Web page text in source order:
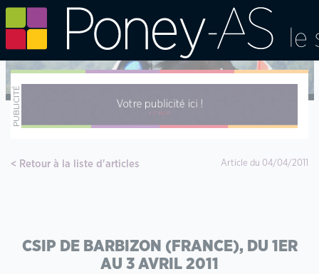
Retour à la liste d'articles Article du 04/04/2011
CSIP DE BARBIZON (FRANCE), DU 1ER
AU 3 AVRIL 2011